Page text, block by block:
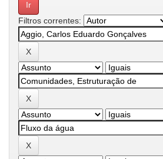
Filtros correntes: